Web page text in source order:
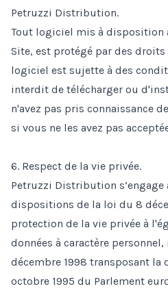
Petruzzi Distribution.
Tout logiciel mis à disposition
Site, est protégé par des
logiciel est sujette à des
interdit de télécharger ou
n'avez pas pris connaissance
si vous ne les avez pas
6. Respect de la vie privée.
Petruzzi Distribution s’engage
dispositions de la loi du 8
protection de la vie privée à
données à caractère
décembre 1998 transposant
octobre 1995 du Parlement